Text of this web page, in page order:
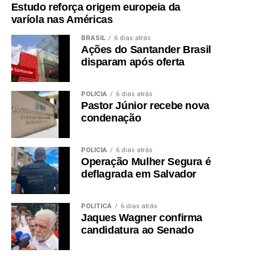
Estudo reforça origem europeia da
varíola nas Américas
BRASIL 6 dias atrás
Ações do Santander Brasil
disparam após oferta
POLÍCIA 6 dias atrás
Pastor Júnior recebe nova
condenação
POLÍCIA 6 dias atrás
Operação Mulher Segura é
deflagrada em Salvador
POLÍTICA 6 dias atrás
Jaques Wagner confirma
candidatura ao Senado